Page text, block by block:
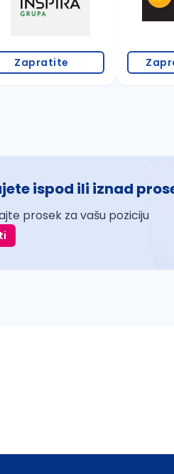
Zapratite
ispod ili iznad
prosek za vašu poziciju